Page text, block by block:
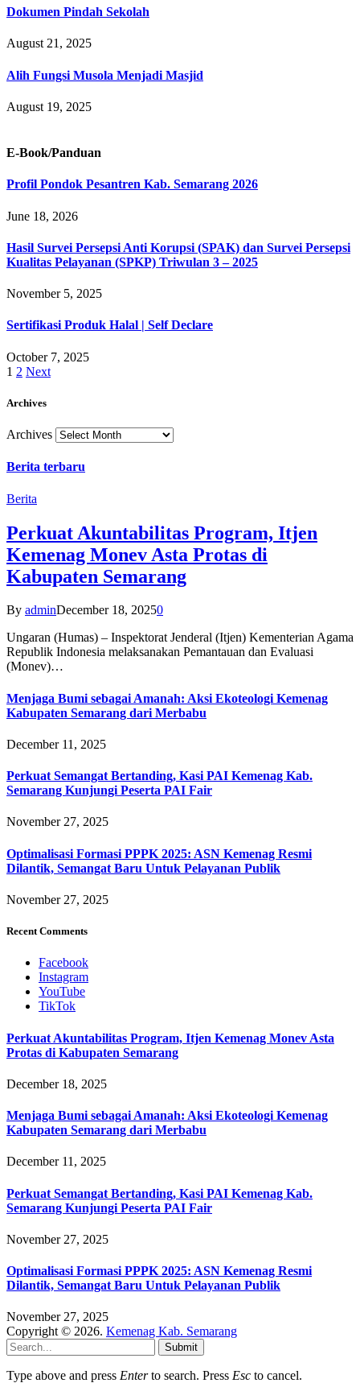
Dokumen Pindah Sekolah
August 21, 2025
Alih Fungsi Musola Menjadi Masjid
August 19, 2025
E-Book/Panduan
Profil Pondok Pesantren Kab. Semarang 2026
June 18, 2026
Hasil Survei Persepsi Anti Korupsi (SPAK) dan Survei Persepsi
Kualitas Pelayanan (SPKP) Triwulan 3 – 2025
November 5, 2025
Sertifikasi Produk Halal | Self Declare
October 7, 2025
1 2 Next
Archives
Archives
Berita terbaru
Berita
Perkuat Akuntabilitas Program, Itjen
Kemenag Monev Asta Protas di
Kabupaten Semarang
By adminDecember 18, 20250
Ungaran (Humas) – Inspektorat Jenderal (Itjen) Kementerian Agama
Republik Indonesia melaksanakan Pemantauan dan Evaluasi
(Monev)…
Menjaga Bumi sebagai Amanah: Aksi Ekoteologi Kemenag
Kabupaten Semarang dari Merbabu
December 11, 2025
Perkuat Semangat Bertanding, Kasi PAI Kemenag Kab.
Semarang Kunjungi Peserta PAI Fair
November 27, 2025
Optimalisasi Formasi PPPK 2025: ASN Kemenag Resmi
Dilantik, Semangat Baru Untuk Pelayanan Publik
November 27, 2025
Recent Comments
Facebook
Instagram
YouTube
TikTok
Perkuat Akuntabilitas Program, Itjen Kemenag Monev Asta
Protas di Kabupaten Semarang
December 18, 2025
Menjaga Bumi sebagai Amanah: Aksi Ekoteologi Kemenag
Kabupaten Semarang dari Merbabu
December 11, 2025
Perkuat Semangat Bertanding, Kasi PAI Kemenag Kab.
Semarang Kunjungi Peserta PAI Fair
November 27, 2025
Optimalisasi Formasi PPPK 2025: ASN Kemenag Resmi
Dilantik, Semangat Baru Untuk Pelayanan Publik
November 27, 2025
Copyright © 2026. Kemenag Kab. Semarang
Submit
Type above and press Enterto search. Press Esc to cancel.